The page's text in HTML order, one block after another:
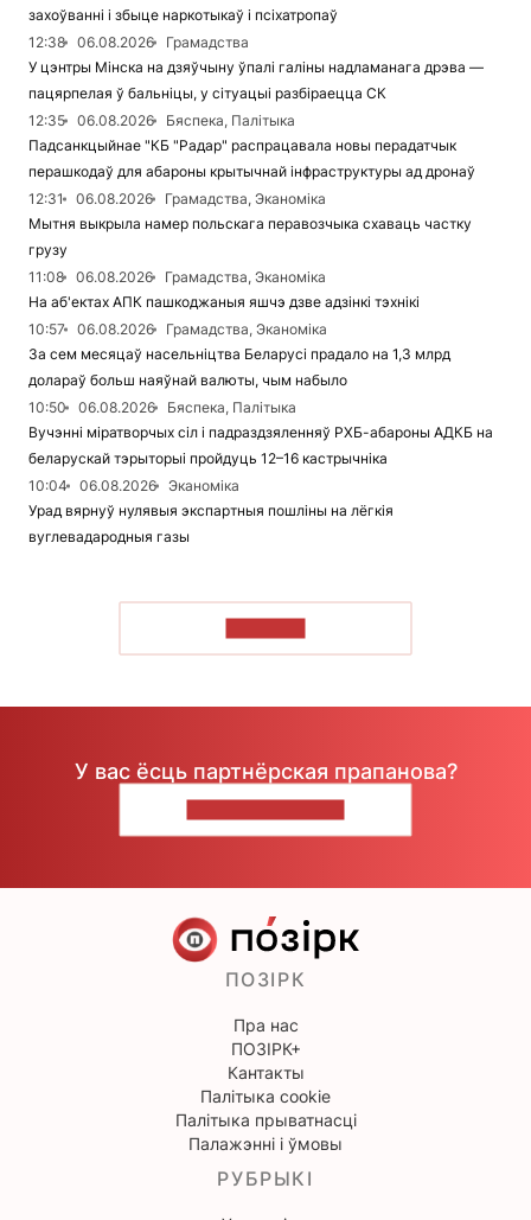
захоўванні і збыце наркотыкаў і псіхатропаў
12:38
06.08.2026
Грамадства
У цэнтры Мінска на дзяўчыну ўпалі галіны надламанага дрэва —
пацярпелая ў бальніцы, у сітуацыі разбіраецца СК
12:35
06.08.2026
Бяспека, Палітыка
Падсанкцыйнае "КБ "Радар" распрацавала новы перадатчык
перашкодаў для абароны крытычнай інфраструктуры ад дронаў
12:31
06.08.2026
Грамадства, Эканоміка
Мытня выкрыла намер польскага перавозчыка схаваць частку
грузу
11:08
06.08.2026
Грамадства, Эканоміка
На аб'ектах АПК пашкоджаныя яшчэ дзве адзінкі тэхнікі
10:57
06.08.2026
Грамадства, Эканоміка
За сем месяцаў насельніцтва Беларусі прадало на 1,3 млрд
долараў больш наяўнай валюты, чым набыло
10:50
06.08.2026
Бяспека, Палітыка
Вучэнні міратворчых сіл і падраздзяленняў РХБ-абароны АДКБ на
беларускай тэрыторыі пройдуць 12–16 кастрычніка
10:04
06.08.2026
Эканоміка
Урад вярнуў нулявыя экспартныя пошліны на лёгкія
вуглевадародныя газы
У вас ёсць партнёрская прапанова?
ПОЗІРК
Пра нас
ПОЗІРК+
Кантакты
Палітыка cookie
Палітыка прыватнасці
Палажэнні і ўмовы
РУБРЫКІ